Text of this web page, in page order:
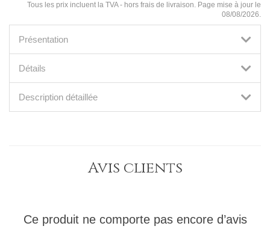
Tous les prix incluent la TVA - hors frais de livraison. Page mise à jour le
08/08/2026.
Présentation
Détails
Description détaillée
Avis clients
Ce produit ne comporte pas encore d’avis